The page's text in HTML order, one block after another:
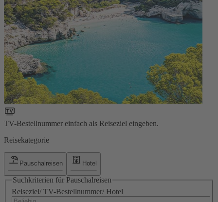
TV-Bestellnummer einfach als Reiseziel eingeben.
Reisekategorie
Pauschalreisen Hotel
Suchkriterien für Pauschalreisen
Reiseziel/ TV-Bestellnummer/ Hotel